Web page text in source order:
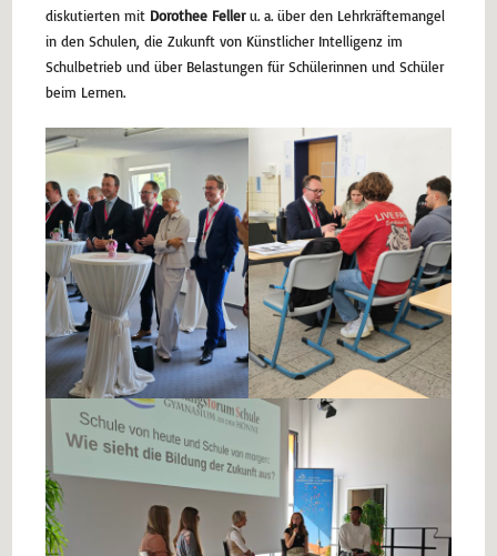
diskutierten mit Dorothee Felleru. a. über den Lehrkräftemangel
in den Schulen, die Zukunft von Künstlicher Intelligenz im
Schulbetrieb und über Belastungen für Schülerinnen und Schüler
beim Lernen.